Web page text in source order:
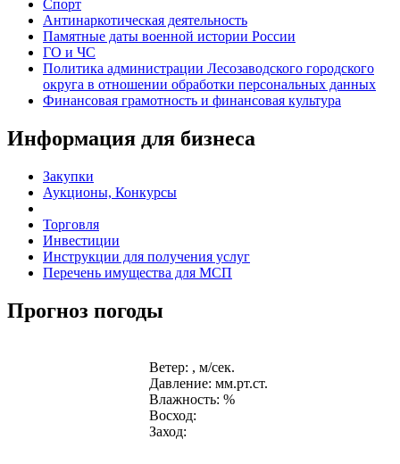
Спорт
Антинаркотическая деятельность
Памятные даты военной истории России
ГО и ЧС
Политика администрации Лесозаводского городского
округа в отношении обработки персональных данных
Финансовая грамотность и финансовая культура
Информация для бизнеса
Закупки
Аукционы, Конкурсы
Торговля
Инвестиции
Инструкции для получения услуг
Перечень имущества для МСП
Прогноз погоды
Ветер: , м/сек.
Давление: мм.рт.ст.
Влажность: %
Восход:
Заход: